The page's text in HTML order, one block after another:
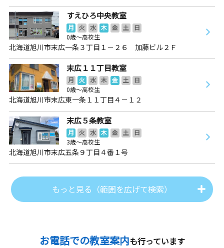
すえひろ中央教室
月 火 水 木 金 土
日
0歳～高校生
北海道旭川市末広一条３丁目１－２６ 加藤ビル２Ｆ
末広１１丁目教室
月 火 水 木 金 土
日
0歳～高校生
北海道旭川市末広東一条１１丁目４－１２
末広５条教室
月 火 水 木 金 土
日
3歳～高校生
北海道旭川市末広五条９丁目４番１号
もっと見る（範囲を広げて検索）
お電話での教室案内も行っています